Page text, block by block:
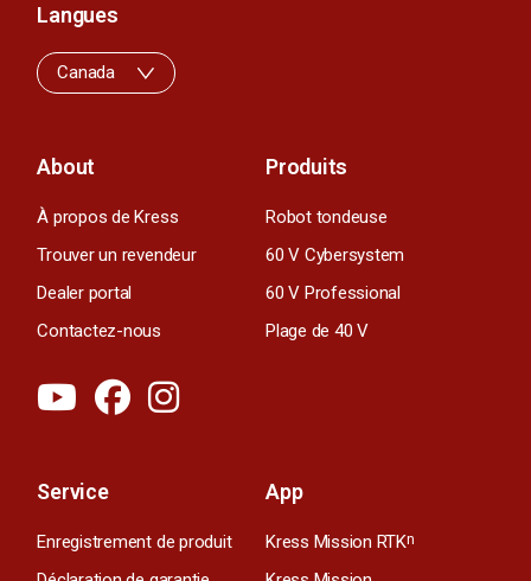
About
À propos de Kress
Trouver un revendeur
Dealer portal
Contactez-nous
Produits
Robot tondeuse
60 V Cybersystem
60 V Professional
Plage de 40 V
Service
Enregistrement de produit
App
Kress Mission RTKn
Langues
Canada